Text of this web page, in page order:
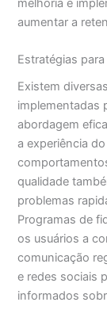
melhoria e
aumentar a
Estratégias
Existem
implementadas
abordagem
a experiência
qualidade
problemas
Programas de
os usuários a
comunicação
e redes sociais
informados